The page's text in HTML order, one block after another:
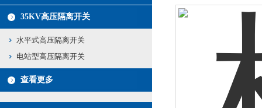
35KV高压隔离开关
水平式高压隔离开关
电站型高压隔离开关
查看更多